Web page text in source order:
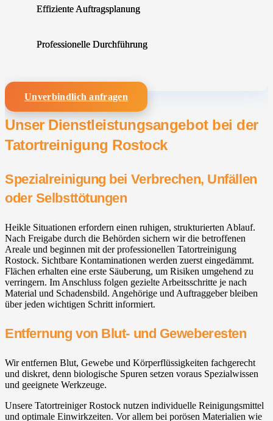
Effiziente Auftragsplanung
Professionelle Durchführung
Unverbindlich anfragen
Unser Dienstleistungsangebot bei der
Tatortreinigung Rostock
Spezialreinigung bei Verbrechen, Unfällen
oder Selbsttötungen
Heikle Situationen erfordern einen ruhigen, strukturierten Ablauf.
Nach Freigabe durch die Behörden sichern wir die betroffenen
Areale und beginnen mit der professionellen Tatortreinigung
Rostock. Sichtbare Kontaminationen werden zuerst eingedämmt.
Flächen erhalten eine erste Säuberung, um Risiken umgehend zu
verringern. Im Anschluss folgen gezielte Arbeitsschritte je nach
Material und Schadensbild. Angehörige und Auftraggeber bleiben
über jeden wichtigen Schritt informiert.
Entfernung von Blut- und Geweberesten
Wir entfernen Blut, Gewebe und Körperflüssigkeiten fachgerecht
und diskret, denn biologische Spuren setzen voraus Spezialwissen
und geeignete Werkzeuge.
Unsere Tatortreiniger Rostock nutzen individuelle Reinigungsmittel
und optimale Einwirkzeiten. Vor allem bei porösen Materialien wie